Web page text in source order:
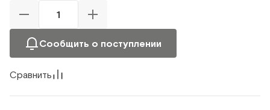
Сообщить о поступлении
Сравнить